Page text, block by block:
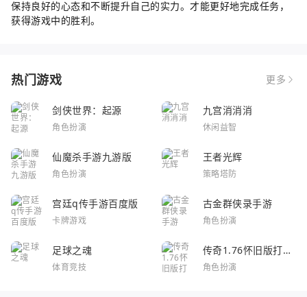
保持良好的心态和不断提升自己的实力。才能更好地完成任务，
获得游戏中的胜利。
热门游戏 更多
剑侠世界：起源
角色扮演
九宫消消消
休闲益智
仙魔杀手游九游版
角色扮演
王者光辉
策略塔防
宫廷q传手游百度版
卡牌游戏
古金群侠录手游
角色扮演
足球之魂
体育竞技
传奇1.76怀旧版打金
服
角色扮演